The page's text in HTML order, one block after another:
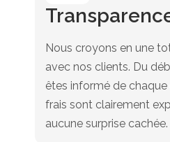
Nous croyons en une
avec nos clients. Du
êtes informé de
frais sont clairement
aucune surprise cachée.